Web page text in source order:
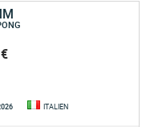
ITALIEN